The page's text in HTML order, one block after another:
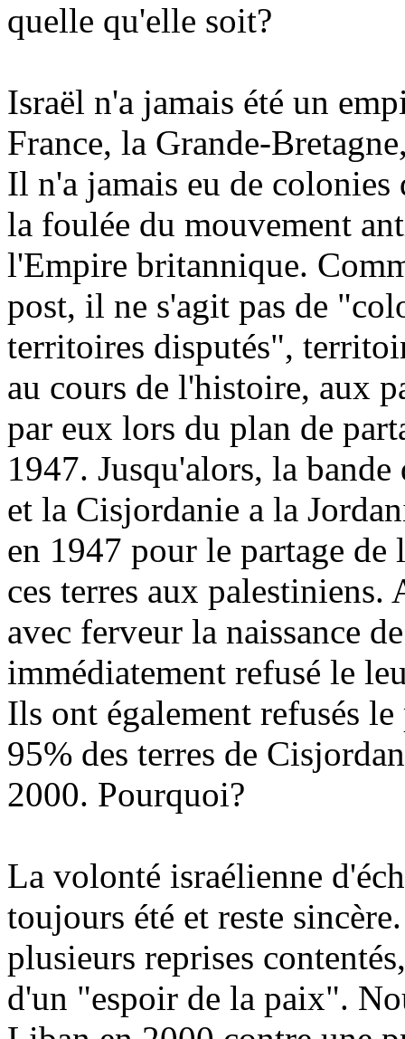
quelle qu'elle soit?
Israël n'a jamais été un
France, la Grande-
Il n'a jamais eu de colonies
la foulée du mouvement
l'Empire britannique.
post, il ne s'agit pas de
territoires disputés",
au cours de l'histoire, aux
par eux lors du plan de
1947. Jusqu'alors, la
et la Cisjordanie a la
en 1947 pour le partage
ces terres aux
avec ferveur la naissance
immédiatement refusé le
Ils ont également refusés
95% des terres de
2000. Pourquoi?
La volonté israélienne
toujours été et reste
plusieurs reprises
d'un "espoir de la paix".